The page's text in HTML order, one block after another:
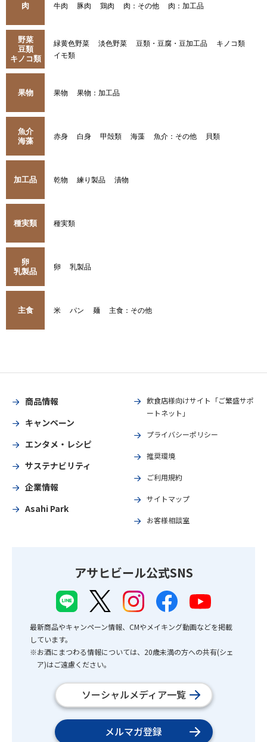
肉 牛肉 豚肉 鶏肉 肉：その他 肉：加工品
野菜
豆類
キノコ類
緑黄色野菜 淡色野菜 豆類・豆腐・豆加工品
キノコ類
イモ類
果物 果物 果物：加工品
魚介
海藻
赤身 白身 甲殻類 海藻 魚介：その他 貝類
加工品 乾物 練り製品 漬物
種実類 種実類
卵
乳製品
卵 乳製品
主食 米 パン 麺 主食：その他
商品情報
キャンペーン
エンタメ・レシピ
サステナビリティ
企業情報
Asahi Park
飲食店様向けサイト「ご繁盛サポ
ートネット」
プライバシーポリシー
推奨環境
ご利用規約
サイトマップ
お客様相談室
アサヒビール公式SNS
最新商品やキャンペーン情報、CMやメイキング動画などを掲載
しています。
※お酒にまつわる情報については、20歳未満の方への共有(シェ
ア)はご遠慮ください。
ソーシャルメディア一覧
メルマガ登録